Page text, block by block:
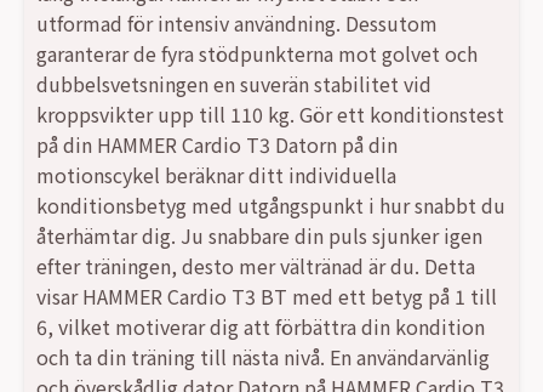
utformad för intensiv användning. Dessutom
garanterar de fyra stödpunkterna mot golvet och
dubbelsvetsningen en suverän stabilitet vid
kroppsvikter upp till 110 kg. Gör ett konditionstest
på din HAMMER Cardio T3 Datorn på din
motionscykel beräknar ditt individuella
konditionsbetyg med utgångspunkt i hur snabbt du
återhämtar dig. Ju snabbare din puls sjunker igen
efter träningen, desto mer vältränad är du. Detta
visar HAMMER Cardio T3 BT med ett betyg på 1 till
6, vilket motiverar dig att förbättra din kondition
och ta din träning till nästa nivå. En användarvänlig